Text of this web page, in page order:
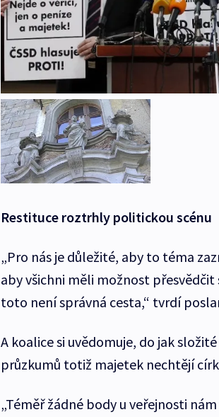
Restituce roztrhly politickou scénu
„Pro nás je důležité, aby to téma
aby všichni měli možnost
toto není správná cesta,“ tvrdí
A koalice si uvědomuje, do jak
průzkumů totiž majetek nechtějí
„Téměř žádné body u veřejnosti